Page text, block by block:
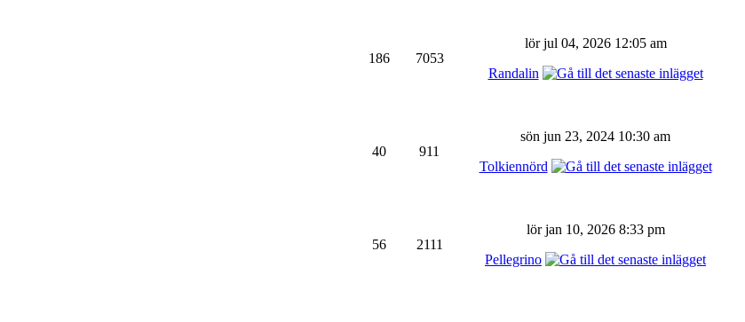
186 7053
lör jul 04, 2026 12:05 am
Randalin
40 911
sön jun 23, 2024 10:30 am
Tolkiennörd
56 2111
lör jan 10, 2026 8:33 pm
Pellegrino